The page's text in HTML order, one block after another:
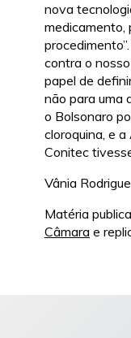
nova
medicamento,
contra o
papel de
não para uma
o Bolsonaro
cloroquina, e
Conitec
Vânia
Matéria
Câmara e